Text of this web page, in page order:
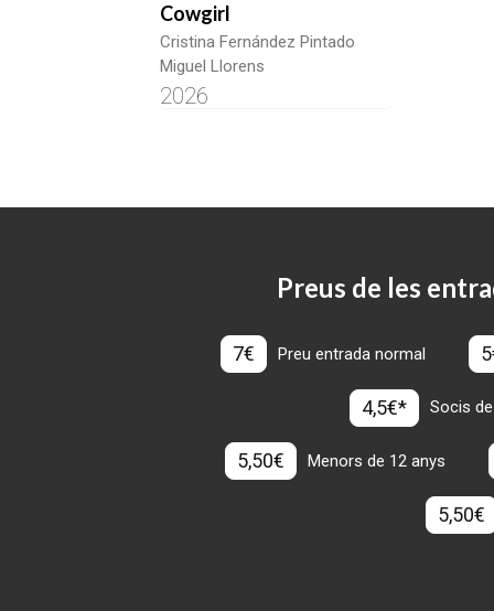
Cowgirl
Cristina Fernández Pintado
Miguel Llorens
2026
Preus de les
7€ Preu entrada normal
4,5€* Socis
5,50€ Menors de 12 anys
5,50€